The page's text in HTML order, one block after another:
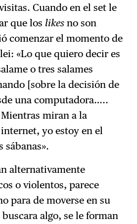
Cuando en el set le
que los likesno son
comenzar el momento de
«Lo que quiero decir es
o tres salames
[sobre la decisión de
una computadora…..
Mientras miran a la
yo estoy en el
sábanas».
alternativamente
o violentos, parece
para de moverse en su
algo, se le forman